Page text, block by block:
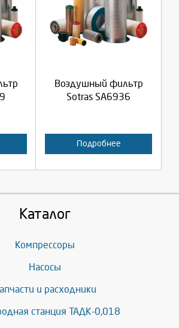
Воздушный фильтр
Sotras SA6936
Подробнее
Выберите количество:
Отмена
Каталог
Компрессоры
Насосы
и расходники
станция ТАДК-0,018